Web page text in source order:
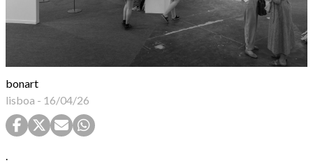
bonart
lisboa - 16/04/26
.